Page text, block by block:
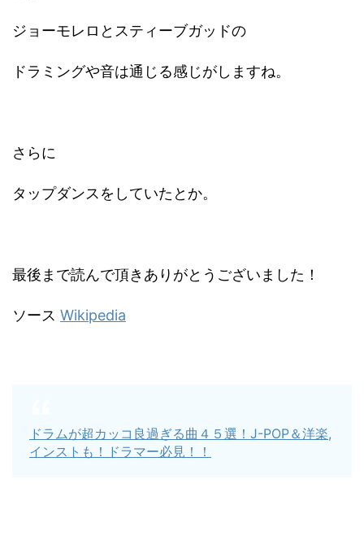
ジョーモレロとスティーブガッドの
ドラミングや音は通じる感じがしますね。
さらに
タップダンスをしていたとか。
最後まで読んで頂きありがとうございました！
ソース Wikipedia
ドラムが超カッコ良過ぎる曲４５選！J-POP＆洋楽,
インストも！ドラマー必見！！